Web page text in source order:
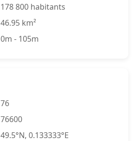
178 800 habitants
46.95 km²
0m - 105m
76
76600
49.5°N, 0.133333°E